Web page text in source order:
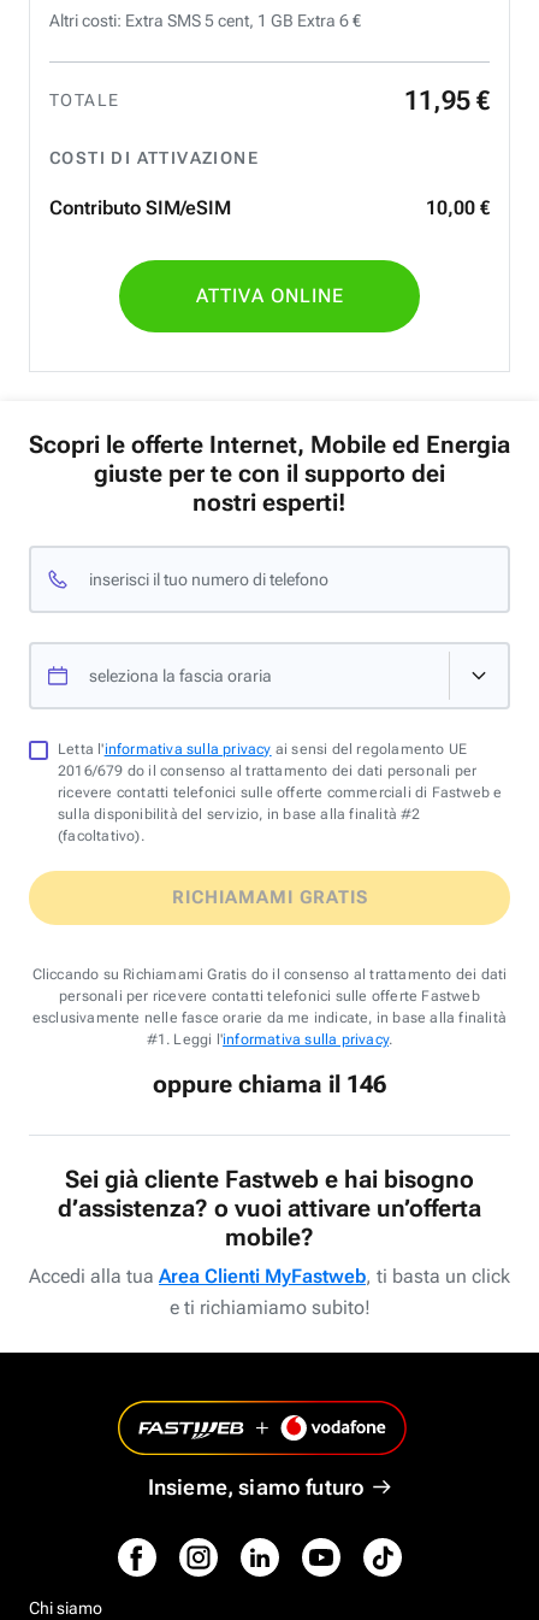
Altri costi: Extra SMS 5 cent, 1 GB Extra 6 €
TOTALE 11 ,95 €
COSTI DI ATTIVAZIONE
Contributo SIM/eSIM 10,00 €
ATTIVA ONLINE
Scopri le offerte Internet, Mobile ed Energia
giuste per te con il supporto dei
nostri esperti!
inserisci il tuo numero di telefono
seleziona la fascia oraria
Letta l'informativa sulla privacy ai sensi del regolamento UE
2016/679 do il consenso al trattamento dei dati personali per
ricevere contatti telefonici sulle offerte commerciali di Fastweb e
sulla disponibilità del servizio, in base alla finalità #2
(facoltativo).
RICHIAMAMI GRATIS
Cliccando su Richiamami Gratis do il consenso al trattamento dei dati
personali per ricevere contatti telefonici sulle offerte Fastweb
esclusivamente nelle fasce orarie da me indicate, in base alla finalità
#1. Leggi l'informativa sulla privacy.
oppure chiama il 146
Sei già cliente Fastweb e hai bisogno
d’assistenza? o vuoi attivare un’offerta
mobile?
Accedi alla tua Area Clienti MyFastweb, ti basta un click
e ti richiamiamo subito!
Insieme, siamo futuro
Chi siamo